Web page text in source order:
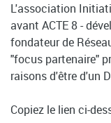
L'association
avant ACTE 8 -
fondateur de
"focus partenaire"
raisons d'être d'un
Copiez le lien ci-